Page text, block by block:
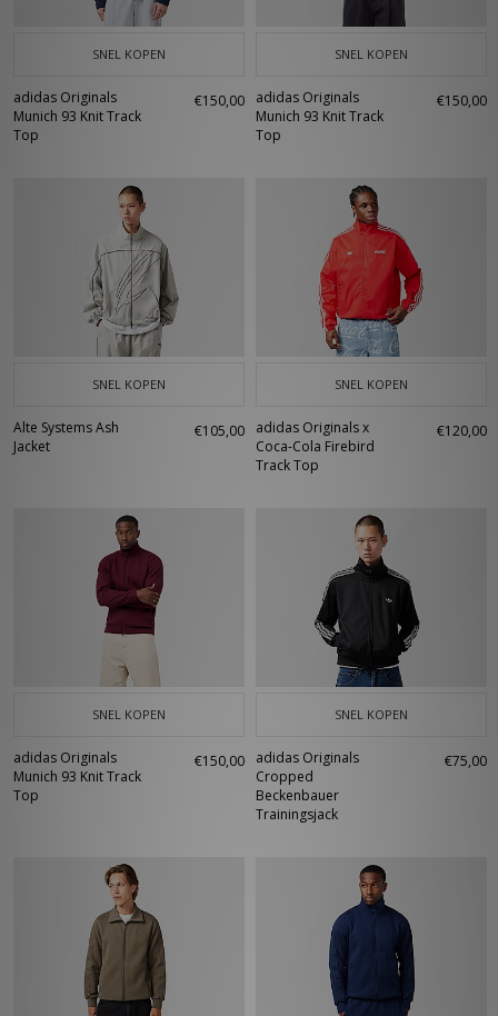
SNEL KOPEN
adidas Originals
Munich 93 Knit Track
Top
€150,00
SNEL KOPEN
adidas Originals
Munich 93 Knit Track
Top
€150,00
SNEL KOPEN
Alte Systems Ash
Jacket
€105,00
SNEL KOPEN
adidas Originals x
Coca-Cola Firebird
Track Top
€120,00
SNEL KOPEN
adidas Originals
Munich 93 Knit Track
Top
€150,00
SNEL KOPEN
adidas Originals
Cropped
Beckenbauer
Trainingsjack
€75,00